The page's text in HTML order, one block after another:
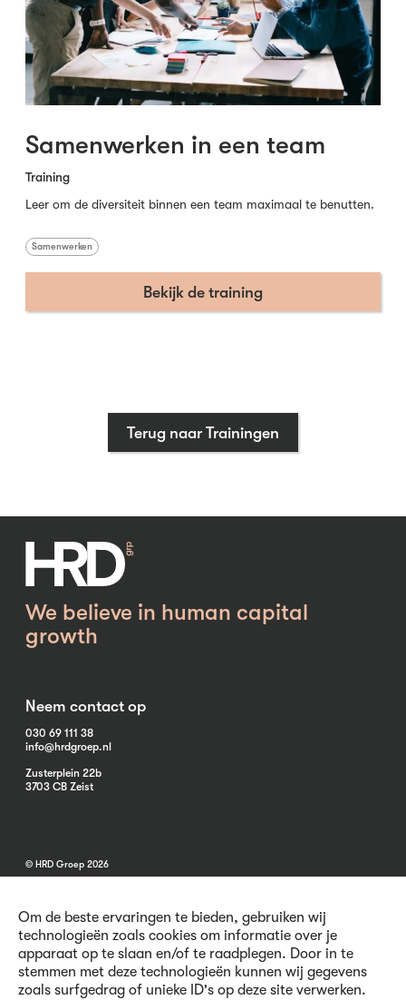
Om de beste ervaringen te bieden, gebruiken wij
technologieën zoals cookies om informatie over je
apparaat op te slaan en/of te raadplegen. Door in te
stemmen met deze technologieën kunnen wij gegevens
zoals surfgedrag of unieke ID's op deze site verwerken.
Samenwerken in een team
Training
Leer om de diversiteit binnen een team maximaal te benutten.
Samenwerken
Bekijk de training
Terug naar Trainingen
We believe in human capital
growth
Neem contact op
030 69 111 38
info@hrdgroep.nl
Zusterplein 22b
3703 CB Zeist
© HRD Groep 2026
Algemene informatie